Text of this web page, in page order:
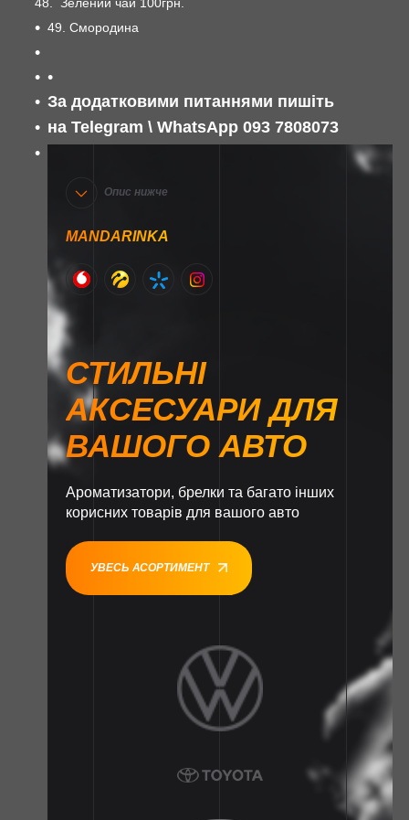
49. Смородина
За додатковими питаннями пишіть
на Telegram \ WhatsApp 093 7808073
Опис нижче
MANDARINKA
СТИЛЬНІ
АКСЕСУАРИ ДЛЯ
ВАШОГО АВТО
Ароматизатори, брелки та багато інших
корисних товарів для вашого авто
УВЕСЬ АСОРТИМЕНТ